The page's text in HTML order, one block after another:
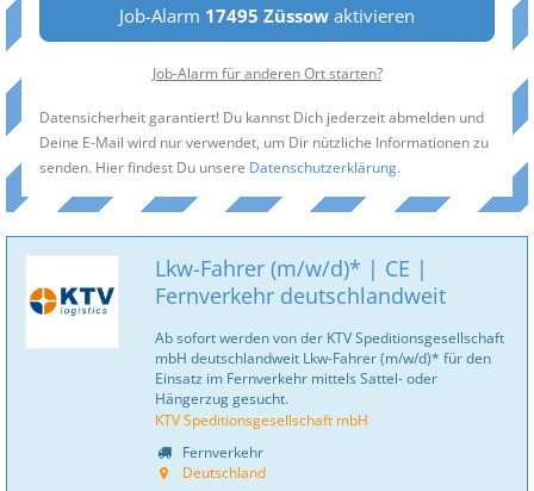
Job-Alarm 17495 Züssow aktivieren
Job-Alarm für anderen Ort starten?
Datensicherheit garantiert! Du kannst Dich jederzeit abmelden und
Deine E-Mail wird nur verwendet, um Dir nützliche Informationen zu
senden. Hier findest Du unsere Datenschutzerklärung.
Lkw-Fahrer (m/w/d)* | CE |
Fernverkehr deutschlandweit
Ab sofort werden von der KTV Speditionsgesellschaft
mbH deutschlandweit Lkw-Fahrer (m/w/d)* für den
Einsatz im Fernverkehr mittels Sattel- oder
Hängerzug gesucht.
KTV Speditionsgesellschaft mbH
Fernverkehr
Deutschland